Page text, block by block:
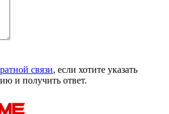
связи, если хотите указать
и получить ответ.